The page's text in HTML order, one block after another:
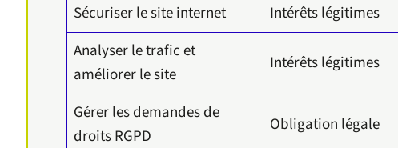
Sécuriser le site internet Intérêts légitimes
Analyser le trafic et
améliorer le site
Intérêts légitimes
Gérer les demandes de
droits RGPD
Obligation légale